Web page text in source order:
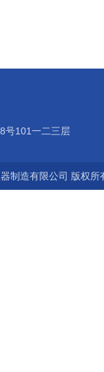
号101一二三层
制造有限公司 版权